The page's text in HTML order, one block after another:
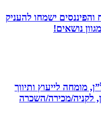
ישמחו להעניק
לייעוץ ותיווך
מכירה/השכרה